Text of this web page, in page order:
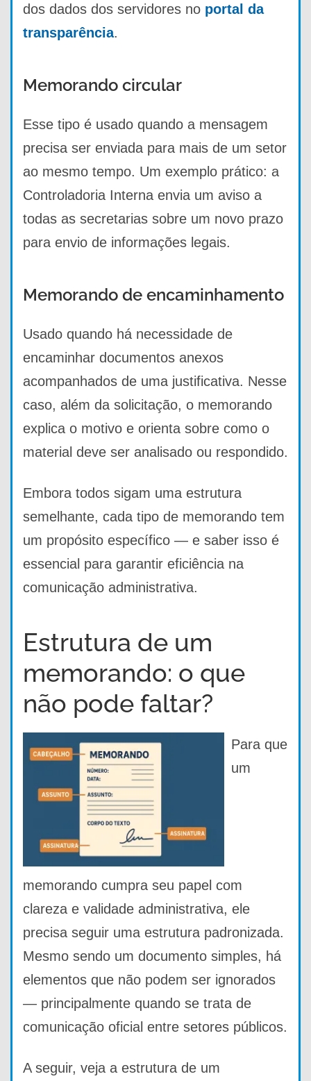
dos dados dos servidores no portal da
transparência.
Memorando circular
Esse tipo é usado quando a mensagem
precisa ser enviada para mais de um setor
ao mesmo tempo. Um exemplo prático: a
Controladoria Interna envia um aviso a
todas as secretarias sobre um novo prazo
para envio de informações legais.
Memorando de encaminhamento
Usado quando há necessidade de
encaminhar documentos anexos
acompanhados de uma justificativa. Nesse
caso, além da solicitação, o memorando
explica o motivo e orienta sobre como o
material deve ser analisado ou respondido.
Embora todos sigam uma estrutura
semelhante, cada tipo de memorando tem
um propósito específico — e saber isso é
essencial para garantir eficiência na
comunicação administrativa.
Estrutura de um
memorando: o que
não pode faltar?
Para que
um
memorando cumpra seu papel com
clareza e validade administrativa, ele
precisa seguir uma estrutura padronizada.
Mesmo sendo um documento simples, há
elementos que não podem ser ignorados
— principalmente quando se trata de
comunicação oficial entre setores públicos.
A seguir, veja a estrutura de um